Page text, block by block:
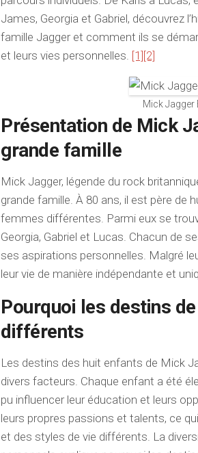
James, Georgia et Gabriel, découvrez
famille Jagger et comment ils se
et leurs vies personnelles. [1] [2]
Mick Jagger
Présentation de Mick
grande famille
Mick Jagger, légende du rock
grande famille. À 80 ans, il est père de
femmes différentes. Parmi eux se
Georgia, Gabriel et Lucas. Chacun de
ses aspirations personnelles. Malgré
leur vie de manière indépendante et
Pourquoi les destins
différents
Les destins des huit enfants de Mick
divers facteurs. Chaque enfant a été
pu influencer leur éducation et leurs
leurs propres passions et talents, ce
et des styles de vie différents. La